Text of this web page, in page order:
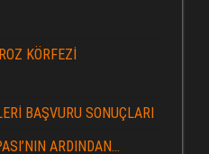
KÖRFEZİ
BAŞVURU SONUÇLARI
ARDINDAN…